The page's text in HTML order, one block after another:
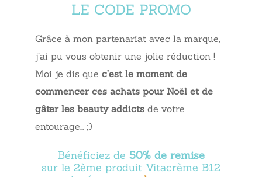
LE CODE PROMO
Grâce à mon partenariat avec la marque,
j’ai pu vous obtenir une jolie réduction !
Moi je dis que c’est le moment de
commencer ces achats pour Noël et de
gâter les beauty addicts de votre
entourage… ;)
Bénéficiez de 50% de remise
sur le 2ème produit Vitacrème B12